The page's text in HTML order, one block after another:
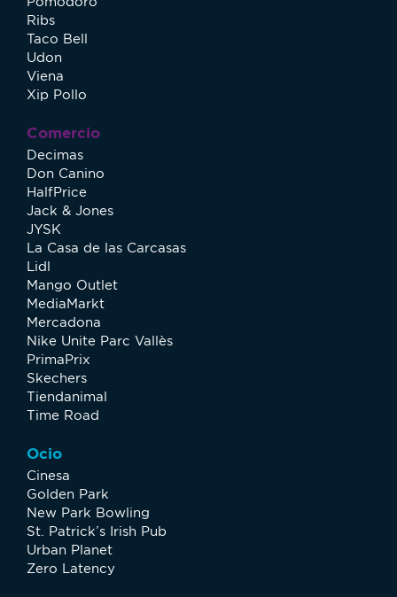
Ribs
Taco Bell
Udon
Viena
Xip Pollo
Comercio
Decimas
Don Canino
HalfPrice
Jack & Jones
JYSK
La Casa de las Carcasas
Lidl
Mango Outlet
MediaMarkt
Mercadona
Nike Unite Parc Vallès
PrimaPrix
Skechers
Tiendanimal
Time Road
Ocio
Cinesa
Golden Park
New Park Bowling
St. Patrick’s Irish Pub
Urban Planet
Zero Latency